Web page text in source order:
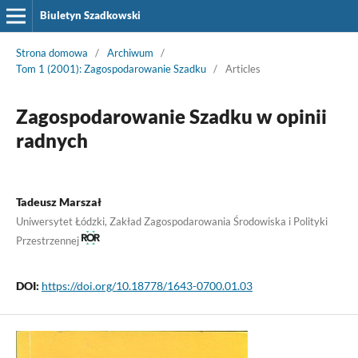
Biuletyn Szadkowski
Strona domowa / Archiwum
/
Tom 1 (2001): Zagospodarowanie Szadku / Articles
Zagospodarowanie Szadku w opinii
radnych
Tadeusz Marszał
Uniwersytet Łódzki, Zakład Zagospodarowania Środowiska i Polityki
Przestrzennej
DOI: https://doi.org/10.18778/1643-0700.01.03